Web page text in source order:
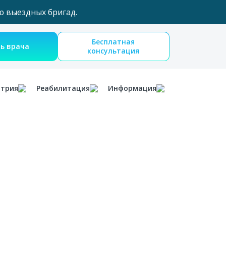
выездных бригад.
Вызвать врача
Бесплатная
консультация
Реабилитация Информация